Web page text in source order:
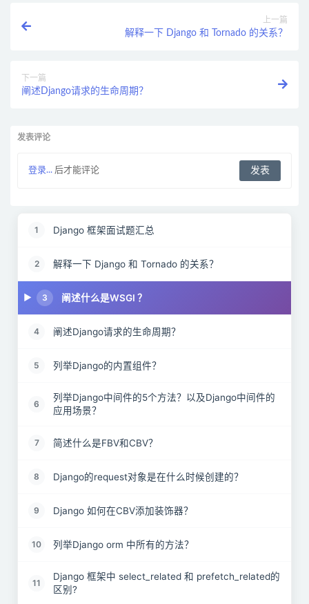
上一篇
解释一下 Django 和 Tornado 的关系？
下一篇
阐述Django请求的生命周期？
发表评论
登录... 后才能评论
1 Django 框架面试题汇总
2 解释一下 Django 和 Tornado 的关系？
3 阐述什么是WSGI ？
4 阐述Django请求的生命周期？
5 列举Django的内置组件？
6
列举Django中间件的5个方法？以及Django中间件的
应用场景？
7 简述什么是FBV和CBV？
8 Django的request对象是在什么时候创建的？
9 Django 如何在CBV添加装饰器？
10 列举Django orm 中所有的方法？
11
Django 框架中 select_related 和 prefetch_related的
区别?